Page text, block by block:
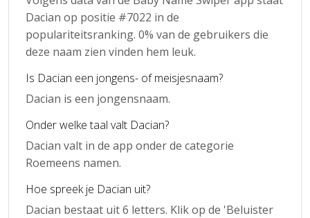
Dacian op positie #7022 in de
populariteitsranking. 0% van de gebruikers die
deze naam zien vinden hem leuk.
Is Dacian een jongens- of meisjesnaam?
Dacian is een jongensnaam.
Onder welke taal valt Dacian?
Dacian valt in de app onder de categorie
Roemeens namen.
Hoe spreek je Dacian uit?
Dacian bestaat uit 6 letters. Klik op de 'Beluister